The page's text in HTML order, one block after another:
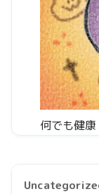
何でも健